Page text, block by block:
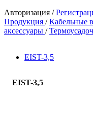
Авторизация /
Продукция /Кабельные
аксессуары /
EIST-3,5
EIST-3,5